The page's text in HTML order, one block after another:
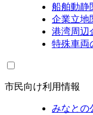
船舶動静
企業立地
港湾周辺
特殊車両
市民向け利用情報
みなとの